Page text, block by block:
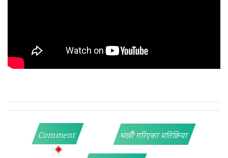
Comment भर्खरै गरिएका प्रतिक्रिया